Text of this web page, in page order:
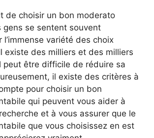
de choisir un bon moderato
gens se sentent souvent
l’immense variété des choix
existe des milliers et des milliers
peut être difficile de réduire sa
il existe des critères à
pour choisir un bon
qui peuvent vous aider à
et à vous assurer que le
que vous choisissez en est